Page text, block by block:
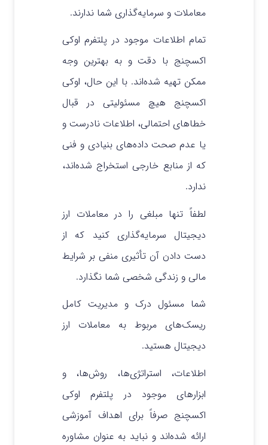
معاملات و سرمایه‌گذاری شما ندارند.
تمام اطلاعات موجود در پلتفرم اوکی
اکسچنج با دقت و به بهترین وجه
ممکن تهیه شده‌اند. با این حال، اوکی
اکسچنج هیچ مسئولیتی در قبال
خطاهای احتمالی، اطلاعات نادرست و
یا عدم صحت داده‌های بنیادی و فنی
که از منابع خارجی استخراج شده‌اند،
ندارد.
لطفاً تنها مبلغی را در معاملات ارز
دیجیتال سرمایه‌گذاری کنید که از
دست دادن آن تأثیری منفی بر شرایط
مالی و زندگی شخصی شما نگذارد.
شما مسئول درک و مدیریت کامل
ریسک‌های مربوط به معاملات ارز
دیجیتال هستید.
اطلاعات، استراتژی‌ها، روش‌ها، و
ابزارهای موجود در پلتفرم اوکی
اکسچنج صرفاً برای اهداف آموزشی
ارائه شده‌اند و نباید به عنوان مشاوره